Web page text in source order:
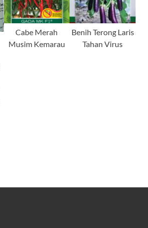
Cabe Merah
Musim Kemarau
Benih Terong Laris
Tahan Virus